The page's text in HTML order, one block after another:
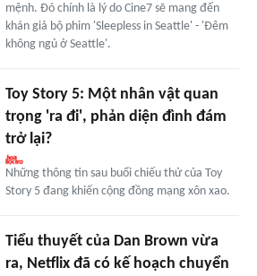
mệnh. Đó chính là lý do Cine7 sẽ mang đến
khán giả bộ phim 'Sleepless in Seattle' - 'Đêm
không ngủ ở Seattle'.
Toy Story 5: Một nhân vật quan
trọng 'ra đi', phản diện đình đám
trở lại?
Những thông tin sau buổi chiếu thử của Toy
Story 5 đang khiến cộng đồng mạng xôn xao.
Tiểu thuyết của Dan Brown vừa
ra, Netflix đã có kế hoạch chuyển